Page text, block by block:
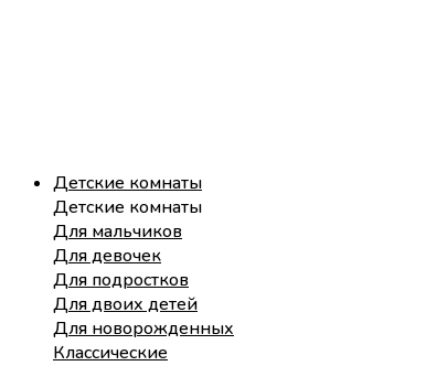
Детские комнаты
Детские комнаты
Для мальчиков
Для девочек
Для подростков
Для двоих детей
Для новорожденных
Классические